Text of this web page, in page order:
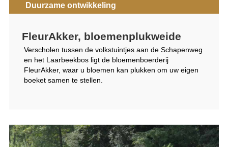
Duurzame ontwikkeling
FleurAkker, bloemenplukweide
Verscholen tussen de volkstuintjes aan de Schapenweg
en het Laarbeekbos ligt de bloemenboerderij
FleurAkker, waar u bloemen kan plukken om uw eigen
boeket samen te stellen.